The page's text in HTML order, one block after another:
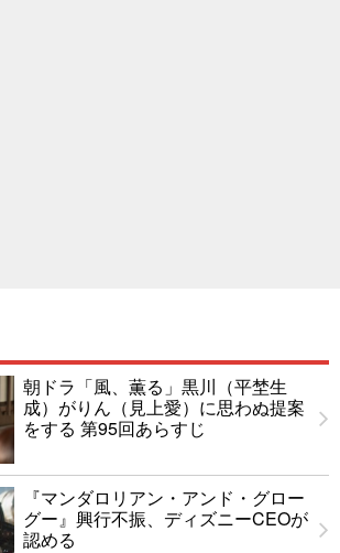
朝ドラ「風、薫る」黒川（平埜生
成）がりん（見上愛）に思わぬ提案
をする 第95回あらすじ
『マンダロリアン・アンド・グロー
グー』興行不振、ディズニーCEOが
認める